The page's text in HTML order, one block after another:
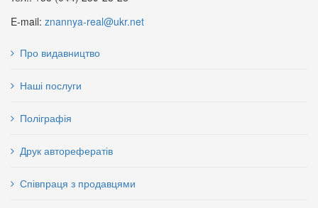
E-mail: znannya-real@ukr.net
Про видавництво
Наші послуги
Поліграфія
Друк авторефератів
Співпраця з продавцями